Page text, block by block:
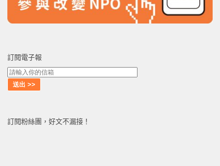
訂閱電子報
訂閱粉絲團，好文不漏接！